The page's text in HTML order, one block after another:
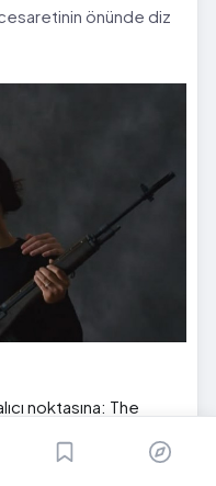
önünde diz
noktasına: The
o öncülün